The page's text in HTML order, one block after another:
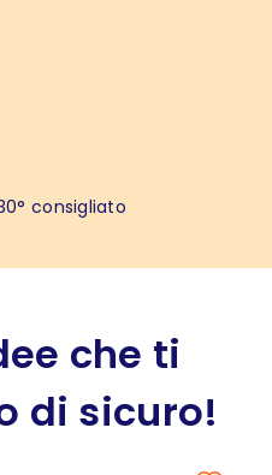
consigliato
che ti
di sicuro!